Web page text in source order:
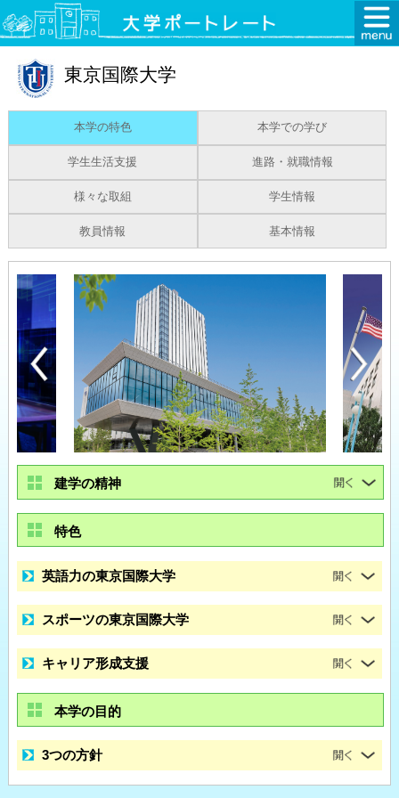
東京国際大学
本学の特色 本学での学び
学生生活支援 進路・就職情報
様々な取組 学生情報
教員情報 基本情報
建学の精神
特色
英語力の東京国際大学
スポーツの東京国際大学
キャリア形成支援
本学の目的
3つの方針